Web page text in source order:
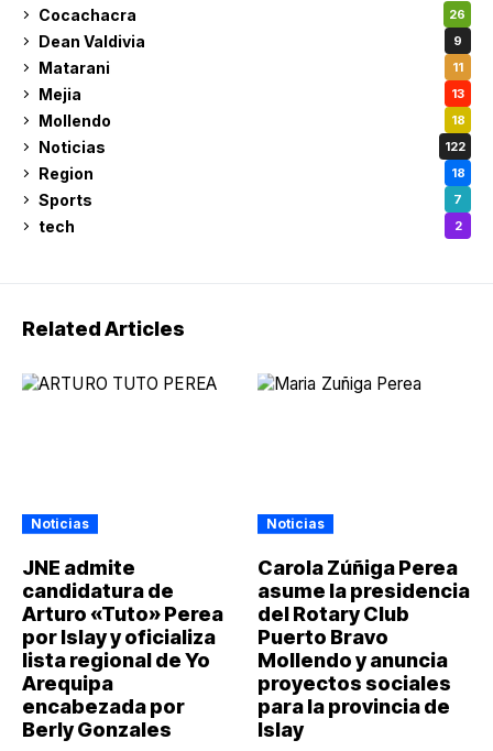
Cocachacra 26
Dean Valdivia 9
Matarani 11
Mejia 13
Mollendo 18
Noticias 122
Region 18
Sports 7
tech 2
Related Articles
Noticias
JNE admite
candidatura de
Arturo «Tuto» Perea
por Islay y oficializa
lista regional de Yo
Arequipa
encabezada por
Berly Gonzales
Noticias
Carola Zúñiga Perea
asume la presidencia
del Rotary Club
Puerto Bravo
Mollendo y anuncia
proyectos sociales
para la provincia de
Islay